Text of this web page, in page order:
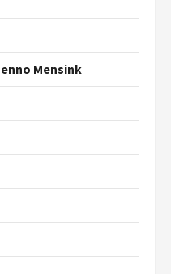
Mensink